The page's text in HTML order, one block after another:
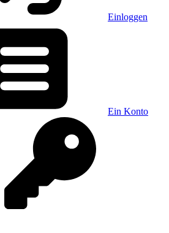
Einloggen
Ein Konto